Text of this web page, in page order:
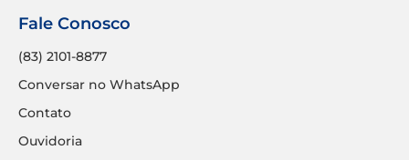
Fale Conosco
(83) 2101-8877
Conversar no WhatsApp
Contato
Ouvidoria